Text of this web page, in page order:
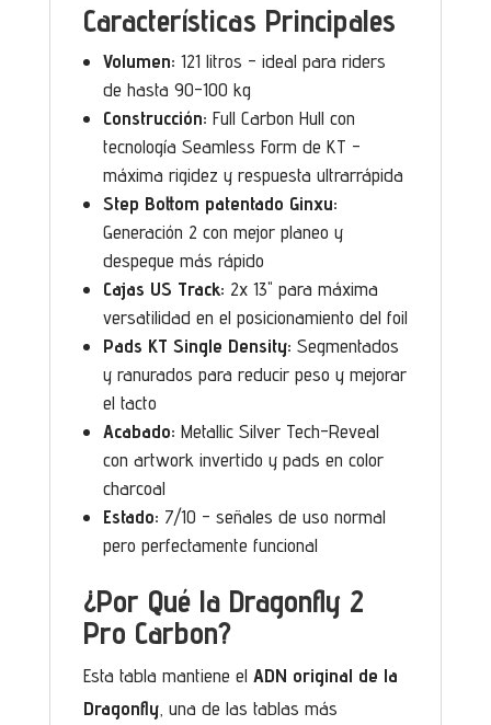
Características Principales
Volumen: 121 litros - ideal para riders
de hasta 90-100 kg
Construcción: Full Carbon Hull con
tecnología Seamless Form de KT -
máxima rigidez y respuesta ultrarrápida
Step Bottom patentado Ginxu:
Generación 2 con mejor planeo y
despegue más rápido
Cajas US Track: 2x 13" para máxima
versatilidad en el posicionamiento del foil
Pads KT Single Density: Segmentados
y ranurados para reducir peso y mejorar
el tacto
Acabado: Metallic Silver Tech-Reveal
con artwork invertido y pads en color
charcoal
Estado: 7/10 - señales de uso normal
pero perfectamente funcional
¿Por Qué la Dragonfly 2
Pro Carbon?
Esta tabla mantiene el ADN original de la
Dragonfly, una de las tablas más